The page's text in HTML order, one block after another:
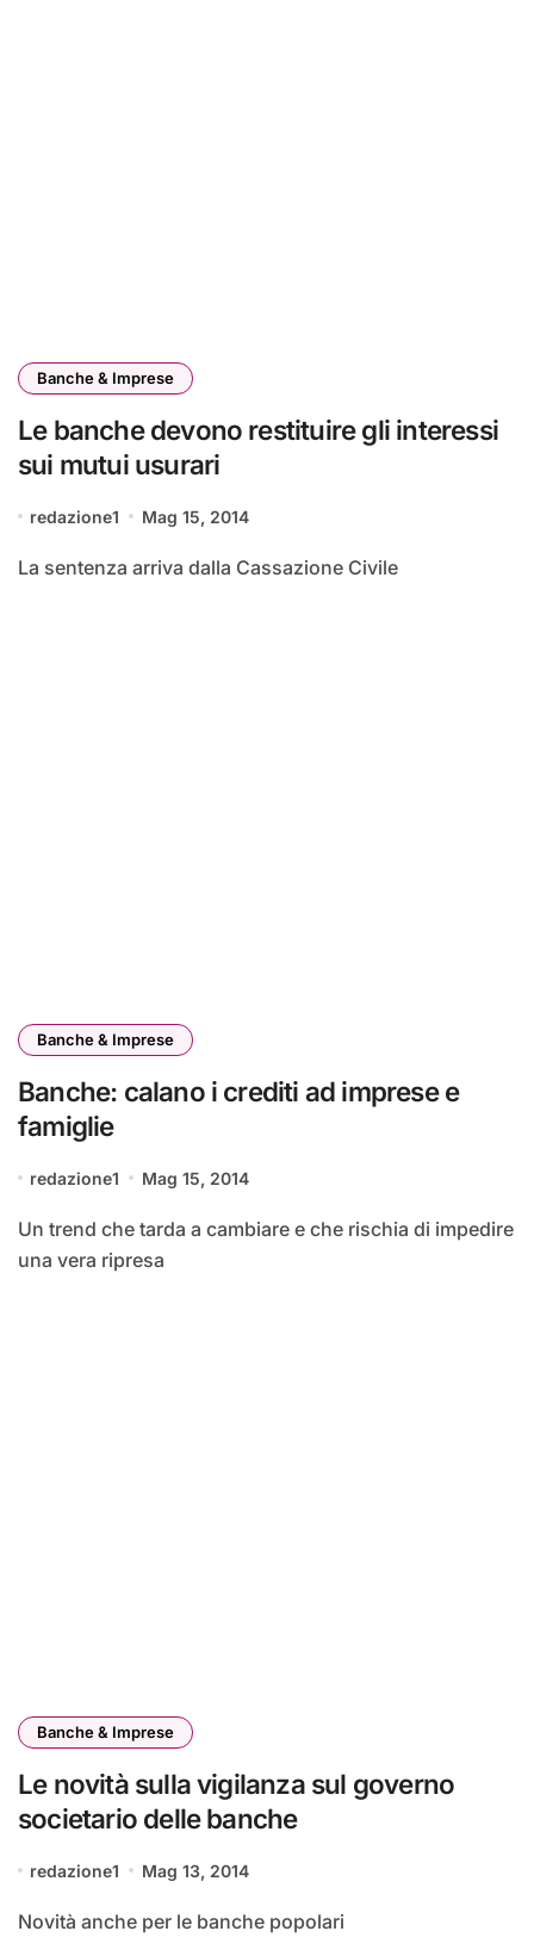
Banche & Imprese
Le banche devono restituire gli interessi
sui mutui usurari
redazione1 Mag 15, 2014
La sentenza arriva dalla Cassazione Civile
Banche & Imprese
Banche: calano i crediti ad imprese e
famiglie
redazione1 Mag 15, 2014
Un trend che tarda a cambiare e che rischia di impedire
una vera ripresa
Banche & Imprese
Le novità sulla vigilanza sul governo
societario delle banche
redazione1 Mag 13, 2014
Novità anche per le banche popolari